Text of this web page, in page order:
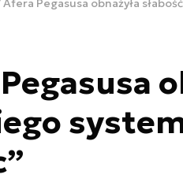
Afera Pegasusa obnażyła